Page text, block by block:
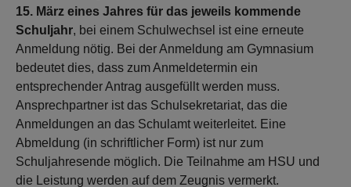
15. März eines Jahres für das jeweils kommende
Schuljahr, bei einem Schulwechsel ist eine erneute
Anmeldung nötig. Bei der Anmeldung am Gymnasium
bedeutet dies, dass zum Anmeldetermin ein
entsprechender Antrag ausgefüllt werden muss.
Ansprechpartner ist das Schulsekretariat, das die
Anmeldungen an das Schulamt weiterleitet. Eine
Abmeldung (in schriftlicher Form) ist nur zum
Schuljahresende möglich. Die Teilnahme am HSU und
die Leistung werden auf dem Zeugnis vermerkt.